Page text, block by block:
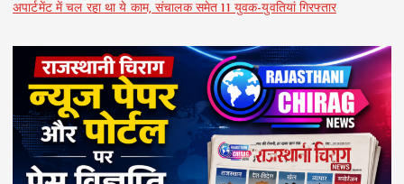
अपार्टमेंट में चल रहा था ये काम, संचालक समेत 11 युवक-युवतियां गिरफ्तार